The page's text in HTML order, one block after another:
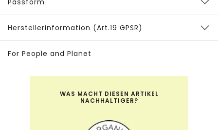
Passform
Herstellerinformation (Art.19 GPSR)
For People and Planet
WAS MACHT DIESEN ARTIKEL
NACHHALTIGER?